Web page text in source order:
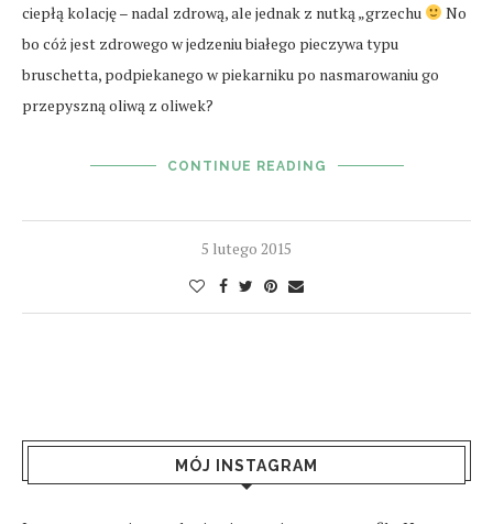
ciepłą kolację – nadal zdrową, ale jednak z nutką „grzechu
No
bo cóż jest zdrowego w jedzeniu białego pieczywa typu
bruschetta, podpiekanego w piekarniku po nasmarowaniu go
przepyszną oliwą z oliwek?
CONTINUE READING
5 lutego 2015
MÓJ INSTAGRAM